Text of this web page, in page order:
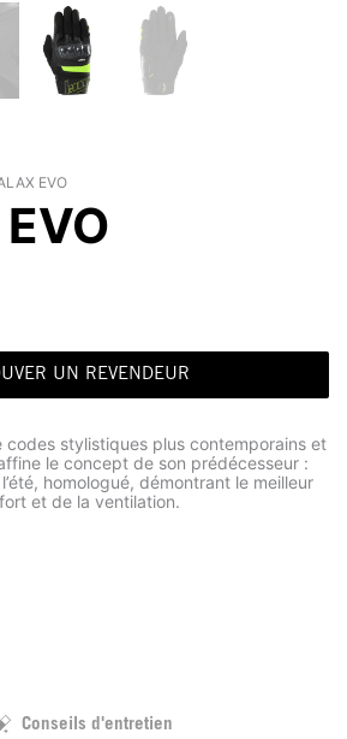
EVO
UN REVENDEUR
codes stylistiques plus contemporains et
le concept de son prédécesseur :
homologué, démontrant le meilleur
et de la ventilation.
Conseils d'entretien